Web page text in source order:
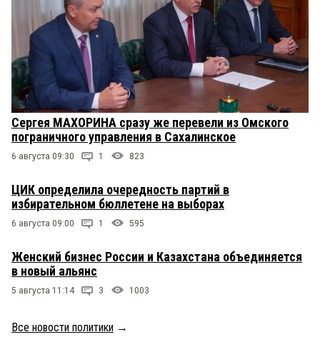
Сергея МАХОРИНА сразу же перевели из Омского
пограничного управления в Сахалинское
6 августа 09:30 1 823
ЦИК определила очередность партий в
избирательном бюллетене на выборах
6 августа 09:00 1 595
Женский бизнес России и Казахстана объединяется
в новый альянс
5 августа 11:14 3 1003
Все новости политики →